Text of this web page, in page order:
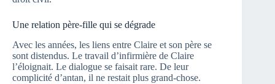
Une relation père-fille qui se dégrade
Avec les années, les liens entre Claire et son père se
sont distendus. Le travail d’infirmière de Claire
l’éloignait. Le dialogue se faisait rare. De leur
complicité d’antan, il ne restait plus grand-chose.